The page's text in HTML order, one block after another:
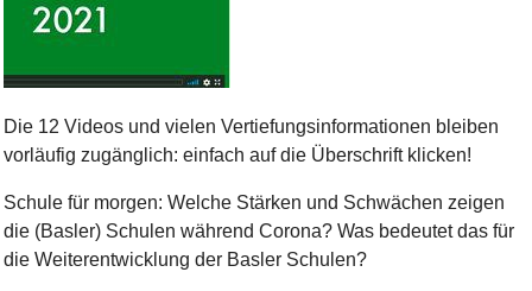
Die 12 Videos und vielen Vertiefungsinformationen bleiben
vorläufig zugänglich: einfach auf die Überschrift klicken!
Schule für morgen: Welche Stärken und Schwächen zeigen
die (Basler) Schulen während Corona? Was bedeutet das für
die Weiterentwicklung der Basler Schulen?